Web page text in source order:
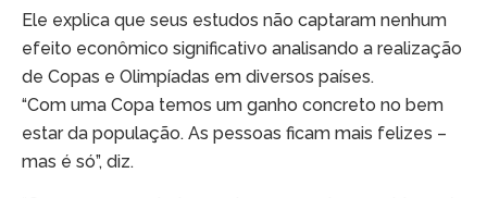
Ele explica que seus estudos não captaram nenhum
efeito econômico significativo analisando a realização
de Copas e Olimpíadas em diversos países.
“Com uma Copa temos um ganho concreto no bem
estar da população. As pessoas ficam mais felizes –
mas é só”, diz.